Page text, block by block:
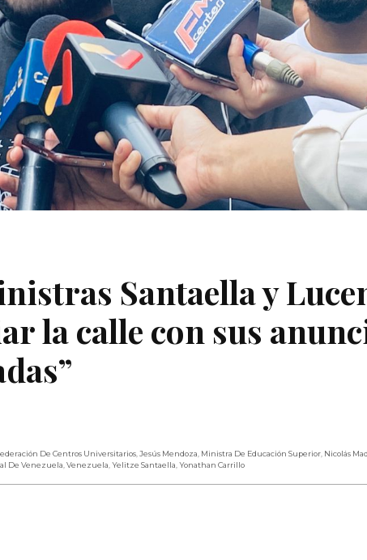
Santaella y
la calle con sus
De Centros Universitarios,Jesús Mendoza, Ministra De Educación Superior, Nicolás
De Venezuela,Venezuela,Yelitze Santaella,Yonathan Carrillo